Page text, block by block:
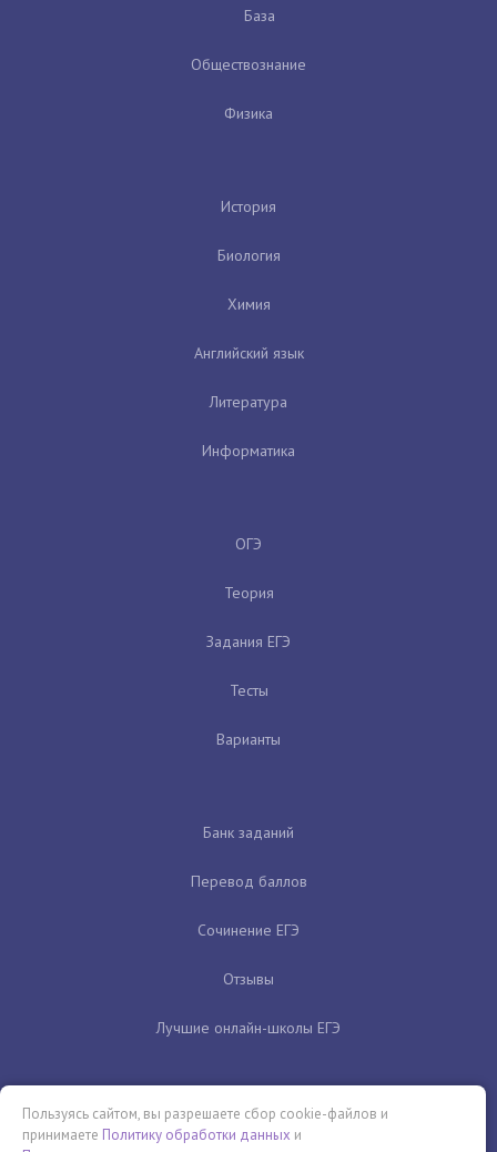
База
Обществознание
Физика
История
Биология
Химия
Английский язык
Литература
Информатика
ОГЭ
Теория
Задания ЕГЭ
Тесты
Варианты
Банк заданий
Перевод баллов
Сочинение ЕГЭ
Отзывы
Лучшие онлайн-школы ЕГЭ
Пользуясь сайтом, вы разрешаете сбор cookie-файлов и
принимаете Политику обработки данных и